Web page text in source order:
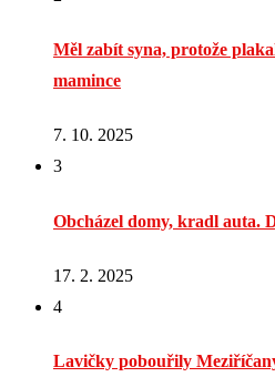
Měl zabít syna, protože
mamince
7. 10. 2025
3
Obcházel domy, kradl auta.
17. 2. 2025
4
Lavičky pobouřily